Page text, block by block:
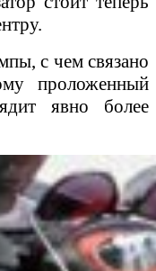
с чем связано
проложенный
явно более